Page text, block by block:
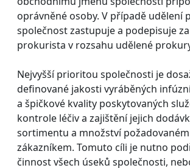
oprávněné osoby. V případě udělení
společnost zastupuje a podepisuje
prokurista v rozsahu udělené
Nejvyšší prioritou společnosti je
definované jakosti vyráběných
a špičkové kvality poskytovaných
kontrole léčiv a zajištění jejich
sortimentu a množství
zákazníkem. Tomuto cíli je nutno
činnost všech úseků společnosti,